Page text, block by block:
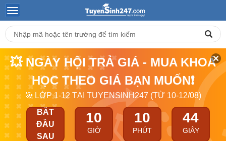
💥 NGÀY HỘI TRẢ GIÁ - MUA KHOÁ
HỌC THEO GIÁ BẠN MUỐN❗
🎯 LỚP 1-12 TẠI TUYENSINH247 (TỪ 10-12/08)
BẮT
ĐẦU
SAU
10
GIỜ
10
PHÚT
43
GIÂY